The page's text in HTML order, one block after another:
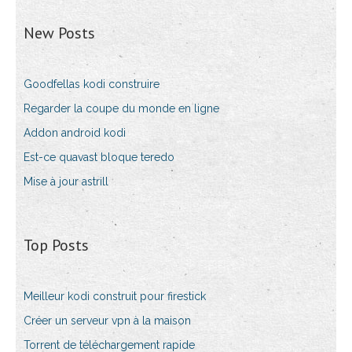
New Posts
Goodfellas kodi construire
Regarder la coupe du monde en ligne
Addon android kodi
Est-ce quavast bloque teredo
Mise à jour astrill
Top Posts
Meilleur kodi construit pour firestick
Créer un serveur vpn à la maison
Torrent de téléchargement rapide